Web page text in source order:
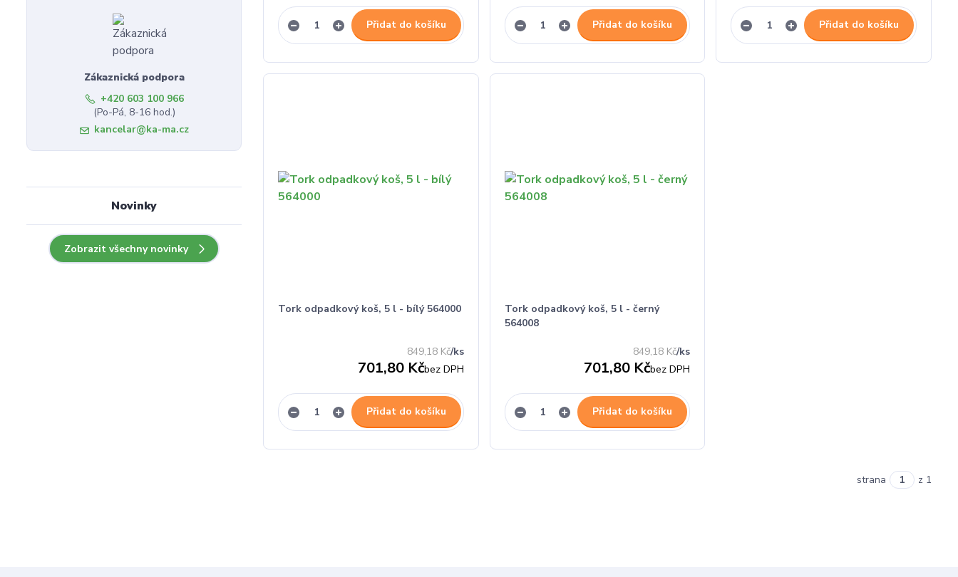
Přidat do košíku Přidat do košíku Přidat do košíku
Tork odpadkový koš, 5 l - bílý 564000
849,18 Kč/ks
701,80 Kčbez DPH
Přidat do košíku
Tork odpadkový koš, 5 l - černý
564008
849,18 Kč/ks
701,80 Kčbez DPH
Přidat do košíku
strana z 1
Zákaznická podpora
+420 603 100 966
(Po-Pá, 8-16 hod.)
kancelar@ka-ma.cz
Novinky
Zobrazit všechny novinky